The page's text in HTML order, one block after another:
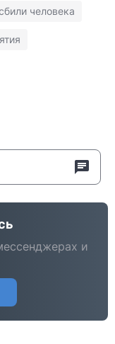
человека
и